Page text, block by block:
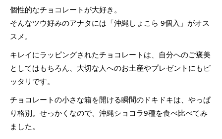
個性的なチョコレートが大好き。
そんなツウ好みのアナタには「沖縄しょこら 9個入」がオス
スメ。
キレイにラッピングされたチョコレートは、自分へのご褒美
としてはもちろん、大切な人へのお土産やプレゼントにもピ
ッタリです。
チョコレートの小さな箱を開ける瞬間のドキドキは、やっぱ
り格別。せっかくなので、沖縄ショコラ9種を食べ比べてみ
ました。